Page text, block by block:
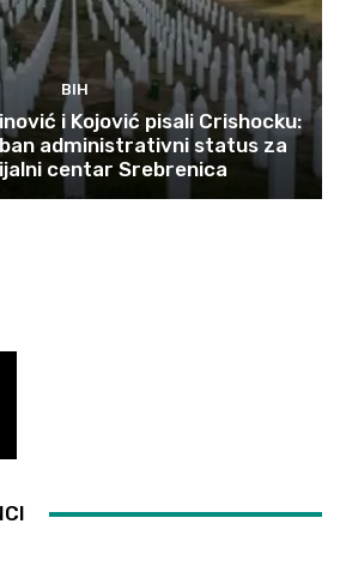
BIH
i Kojović pisali Crishocku:
administrativni status za
centar Srebrenica